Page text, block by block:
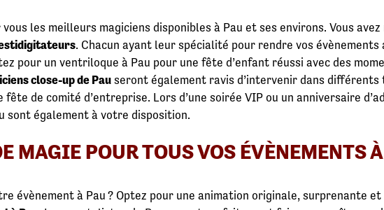
les meilleurs magiciens disponibles à Pau et ses environs. Vous
. Chacun ayant leur spécialité pour rendre vos évènements
pour un ventriloque à Pau pour une fête d’enfant réussi avec des
close-up de Pauseront également ravis d’intervenir dans différents
fête de comité d’entreprise. Lors d’une soirée VIP ou un anniversaire
sont également à votre disposition.
MAGIE POUR TOUS VOS ÉVÈNEMENTS
évènement à Pau ? Optez pour une animation originale, surprenante